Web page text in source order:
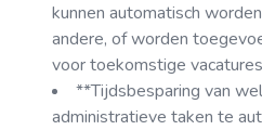
kunnen automatisch
andere, of worden
voor toekomstige
**Tijdsbesparing van
administratieve taken te